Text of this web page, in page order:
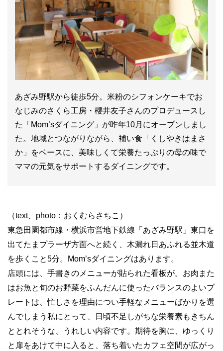
あざみ野駅から徒歩5分。米粉のシフォンケーキでお
なじみのさくら工房・櫻井友子さんのプロデュースし
た「Mom’sダイニング」が昨年10月にオープンしまし
た。地域とつながりながら、補い食「くしやきはまさ
か」をベースに、美味しくて栄養たっぷりの母の味で
ママの元気をサポートするダイニングです。
（text、photo：おくむらさちこ）
東急田園都市線・横浜市営地下鉄線「あざみ野駅」東口を
出てたまプラーザ方面へと続く、木漏れ日あふれる並木道
を歩くこと5分。Mom’sダイニングはあります。
店頭には、手書きのメニューが貼られた看板が。お肉また
はお魚と旬のお野菜をふんだんに使ったバランスのよいプ
レートは、忙しさを理由につい手軽なメニューばかりを選
んでしまう私にとって、日頃不足しがちな栄養素もきちん
ととれそうな、うれしい内容です。期待を胸に、ゆっくり
と扉をあけて中に入ると、落ち着いたカフェ空間が広がっ